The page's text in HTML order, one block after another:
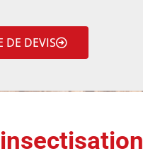
DE DEVIS